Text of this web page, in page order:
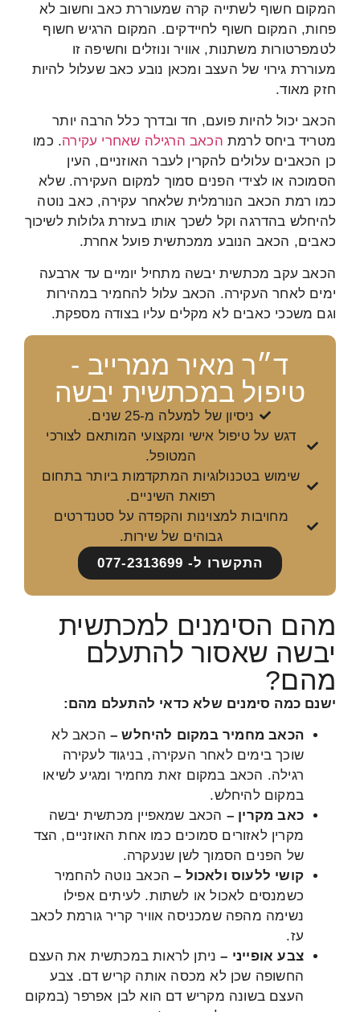
המקום חשוף לשתייה קרה שמעוררת כאב וחשוב לא
פחות, המקום חשוף לחיידקים. המקום הרגיש חשוף
לטמפרטורות משתנות, אוויר ונוזלים וחשיפה זו
מעוררת גירוי של העצב ומכאן נובע כאב שעלול להיות
חזק מאוד.
הכאב יכול להיות פועם, חד ובדרך כלל הרבה יותר
מטריד ביחס לרמת הכאב הרגילה שאחרי עקירה. כמו
כן הכאבים עלולים להקרין לעבר האוזניים, העין
הסמוכה או לצידי הפנים סמוך למקום העקירה. שלא
כמו רמת הכאב הנורמלית שלאחר עקירה, כאב נוטה
להיחלש בהדרגה וקל לשכך אותו בעזרת גלולות לשיכוך
כאבים, הכאב הנובע ממכתשית פועל אחרת.
הכאב עקב מכתשית יבשה מתחיל יומיים עד ארבעה
ימים לאחר העקירה. הכאב עלול להחמיר במהירות
וגם משככי כאבים לא מקלים עליו בצודה מספקת.
ד״ר מאיר ממרייב -
טיפול במכתשית יבשה
ניסיון של למעלה מ-25 שנים.
דגש על טיפול אישי ומקצועי המותאם לצורכי
המטופל.
שימוש בטכנולוגיות המתקדמות ביותר בתחום
רפואת השיניים.
מחויבות למצוינות והקפדה על סטנדרטים
גבוהים של שירות.
התקשרו ל- 077-2313699
מהם הסימנים למכתשית
יבשה שאסור להתעלם
מהם?
ישנם כמה סימנים שלא כדאי להתעלם מהם:
הכאב מחמיר במקום להיחלש – הכאב לא
שוכך בימים לאחר העקירה, בניגוד לעקירה
רגילה. הכאב במקום זאת מחמיר ומגיע לשיאו
במקום להיחלש.
כאב מקרין – הכאב שמאפיין מכתשית יבשה
מקרין לאזורים סמוכים כמו אחת האוזניים, הצד
של הפנים הסמוך לשן שנעקרה.
קושי ללעוס ולאכול –הכאב נוטה להחמיר
כשמנסים לאכול או לשתות. לעיתים אפילו
נשימה מהפה שמכניסה אוויר קריר גורמת לכאב
עז.
צבע אופייני –ניתן לראות במכתשית את העצם
החשופה שכן לא מכסה אותה קריש דם. צבע
העצם בשונה מקריש דם הוא לבן אפרפר (במקום